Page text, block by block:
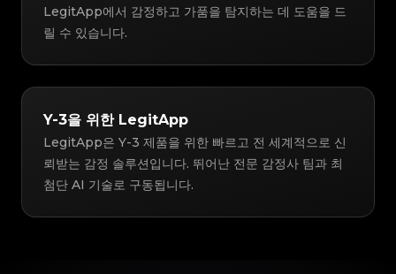
LegitApp에서 감정하고 가품을 탐지하는 데 도움을 드
릴 수 있습니다.
Y-3을 위한 LegitApp
LegitApp은 Y-3 제품을 위한 빠르고 전 세계적으로 신
뢰받는 감정 솔루션입니다. 뛰어난 전문 감정사 팀과 최
첨단 AI 기술로 구동됩니다.